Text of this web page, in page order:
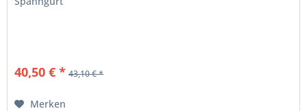
40,50 € * 43,10 € *
Merken